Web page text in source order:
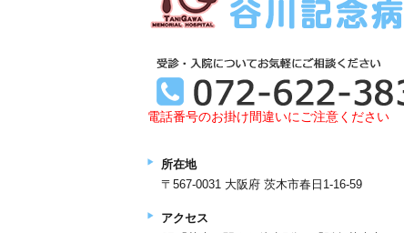
電話番号のお掛け間違いにご注意ください
所在地
〒567-0031 大阪府 茨木市春日1-16-59
アクセス